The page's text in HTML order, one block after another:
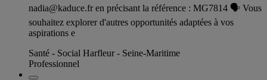
nadia@kaduce.fren précisant la référence : MG7814 🗣️ Vous
souhaitez explorer d'autres opportunités adaptées à vos
aspirations e
Santé - Social Harfleur - Seine-Maritime
Professionnel